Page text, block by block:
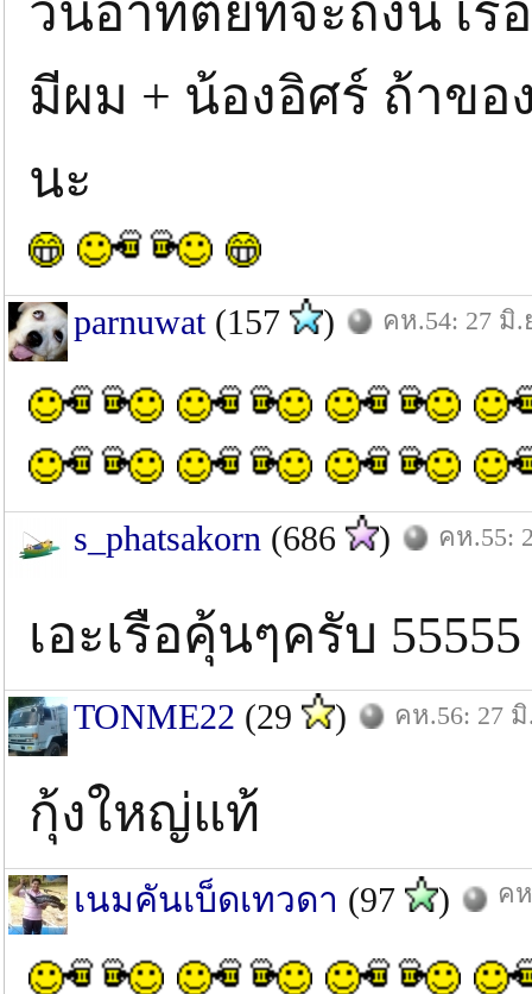
วันอาทิตย์ที่จะถึงนี้ เรื
มีผม + น้องอิศร์ ถ้าขอ
นะ
parnuwat(157 ) คห.54: 27 มิ.
s_phatsakorn (686 ) คห.55:
เอะเรือคุ้นๆครับ
TONME22 (29 ) คห.56: 27
กุ้งใหญ่แท้
เนมคันเบ็ดเทวดา (97 ) ค